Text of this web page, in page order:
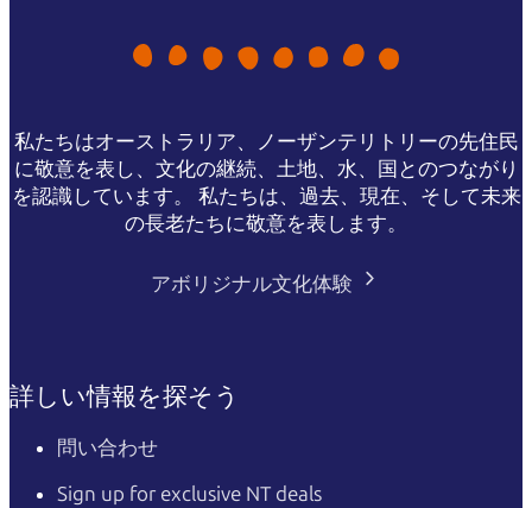
私たちはオーストラリア、ノーザンテリトリーの先住民
に敬意を表し、文化の継続、土地、水、国とのつながり
を認識しています。 私たちは、過去、現在、そして未来
の長老たちに敬意を表します。
アボリジナル文化体験
詳しい情報を探そう
問い合わせ
Sign up for exclusive NT deals